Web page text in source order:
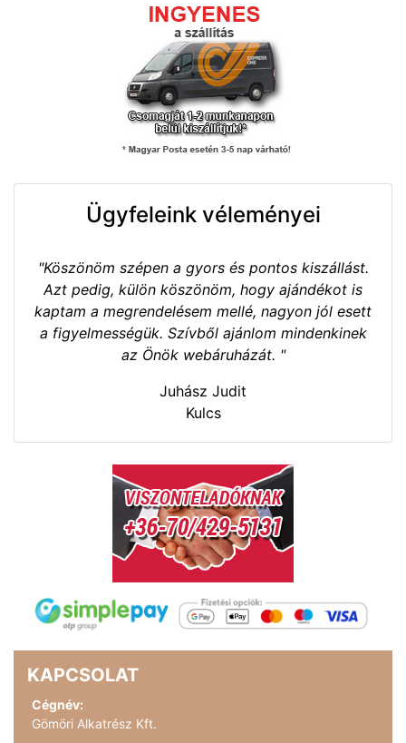
Ügyfeleink véleményei
"Köszönöm szépen a gyors és pontos kiszállást.
Azt pedig, külön köszönöm, hogy ajándékot is
kaptam a megrendelésem mellé, nagyon jól esett
a figyelmességük. Szívből ajánlom mindenkinek
az Önök webáruházát. "
Juhász Judit
Kulcs
KAPCSOLAT
Cégnév:
Gömöri Alkatrész Kft.